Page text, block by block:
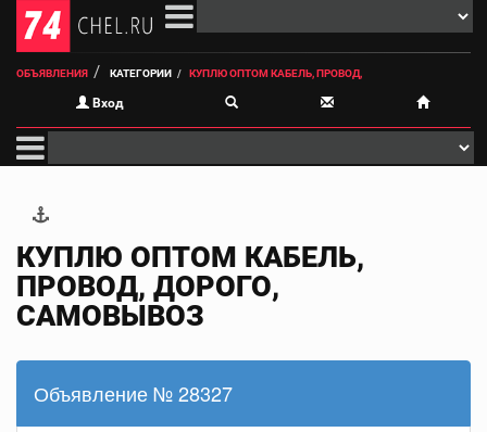
ОБЪЯВЛЕНИЯ КАТЕГОРИИ КУПЛЮ ОПТОМ КАБЕЛЬ, ПРОВОД,
Вход
КУПЛЮ ОПТОМ КАБЕЛЬ,
ПРОВОД, ДОРОГО,
САМОВЫВОЗ
Объявление № 28327